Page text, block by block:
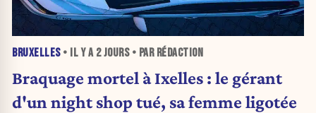
BRUXELLES• IL Y A 2 JOURS• PAR RÉDACTION
Braquage mortel à Ixelles : le gérant
d'un night shop tué, sa femme ligotée